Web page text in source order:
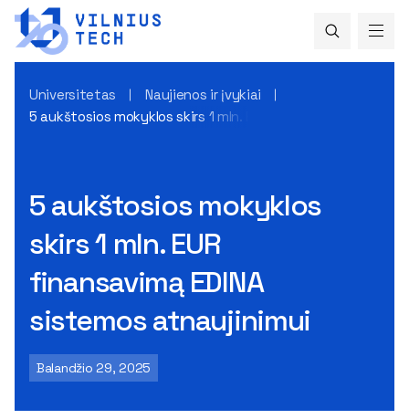
Universitetas
Naujienos ir įvykiai
5 aukštosios mokyklos skirs 1 mln. EUR finansavimą EDINA
5 aukštosios mokyklos
skirs 1 mln. EUR
finansavimą EDINA
sistemos atnaujinimui
Balandžio 29, 2025